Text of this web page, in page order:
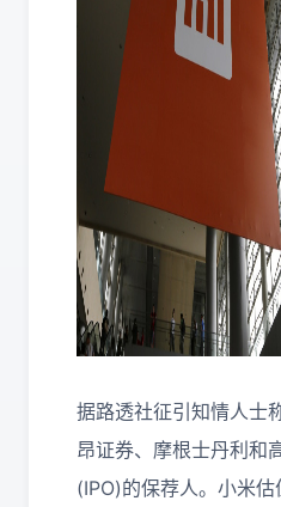
据路透社征引知情人士
昂证券、摩根士丹利和
(IPO)的保荐人。小米